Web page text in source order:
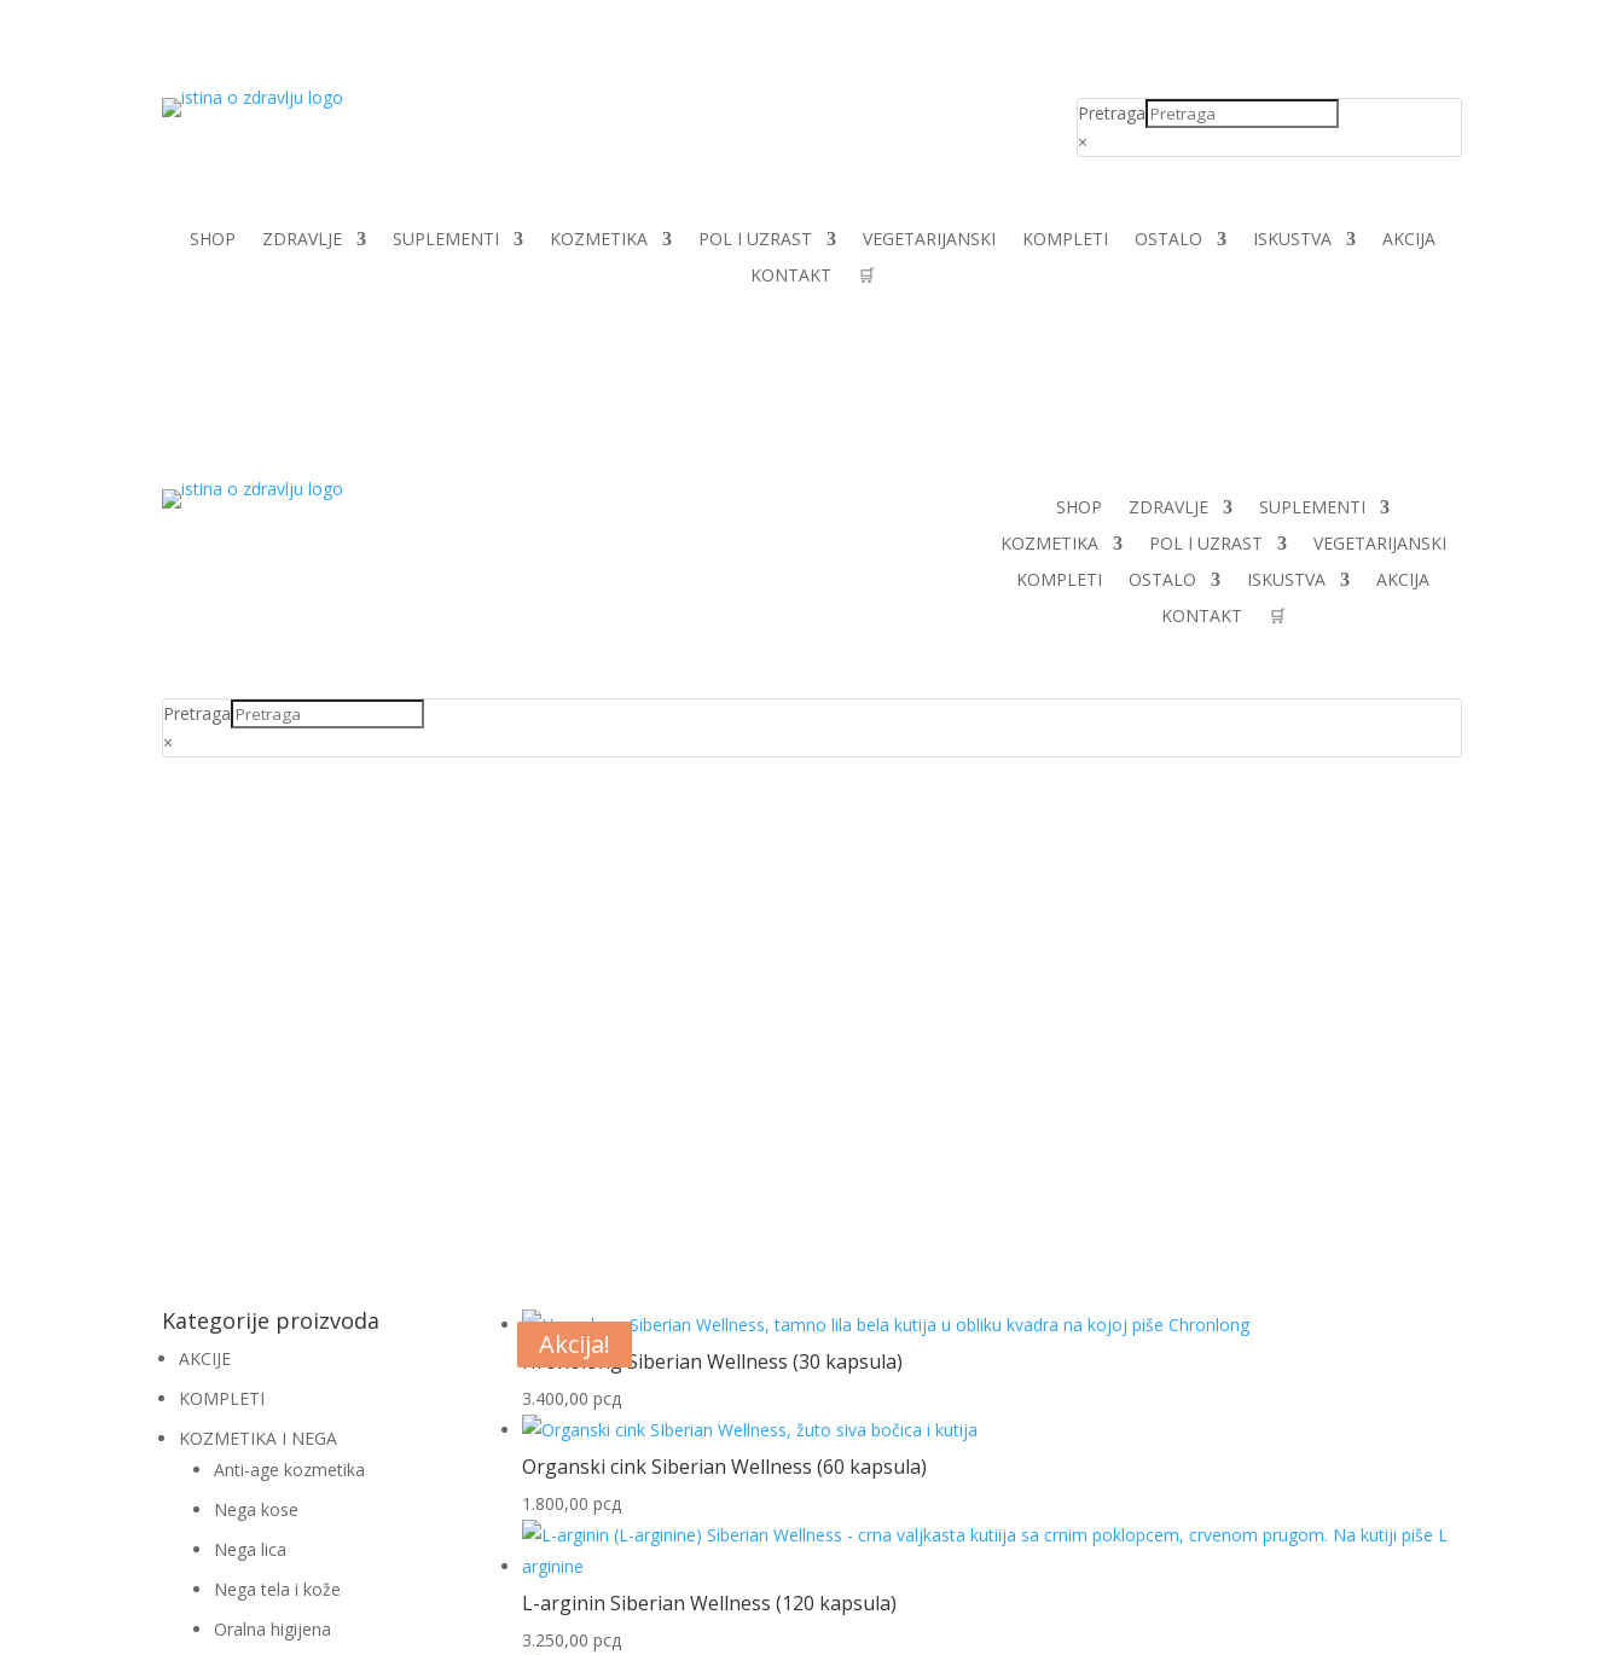
Pretraga
×
SHOP ZDRAVLJE SUPLEMENTI KOZMETIKA POL I UZRAST VEGETARIJANSKI KOMPLETI OSTALO ISKUSTVA
AKCIJA
KONTAKT
🛒
SHOP ZDRAVLJE
SUPLEMENTI
KOZMETIKA
POL I UZRAST
VEGETARIJANSKI
KOMPLETI
OSTALO ISKUSTVA
AKCIJA
KONTAKT
🛒
Pretraga
×
Kategorije proizvoda
AKCIJE
KOMPLETI
KOZMETIKA I NEGA
Anti-age kozmetika
Nega kose
Nega lica
Nega tela i kože
Oralna higijena
Hronolong Siberian Wellness (30 kapsula)
3.400,00 рсд
Organski cink Siberian Wellness (60 kapsula)
1.800,00 рсд
L-arginin Siberian Wellness (120 kapsula)
3.250,00 рсд
Akcija!
Akcija!
Akcija!